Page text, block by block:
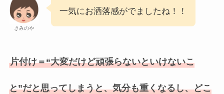
きみのや
一気にお洒落感がでましたね！！
片付け＝“大変だけど頑張らないといけないこ
と”だと思ってしまうと、気分も重くなるし、どこ